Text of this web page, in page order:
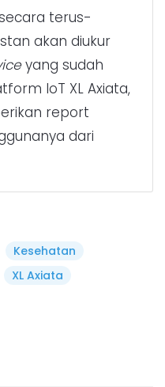
terus-
akan diukur
yang sudah
IoT XL Axiata,
report
dari
Kesehatan
XL Axiata